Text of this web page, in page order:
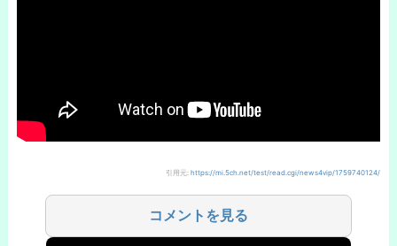
引用元: https://mi.5ch.net/test/read.cgi/news4vip/1759740124/
コメントを見る